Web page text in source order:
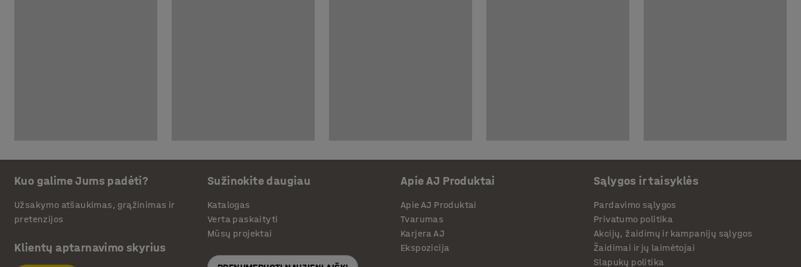
Kuo galime Jums padėti?
Užsakymo atšaukimas, grąžinimas ir
pretenzijos
Klientų aptarnavimo skyrius
Sužinokite daugiau
Katalogas
Verta paskaityti
Mūsų projektai
Apie AJ Produktai
Apie AJ Produktai
Tvarumas
Karjera AJ
Ekspozicija
Sąlygos ir taisyklės
Pardavimo sąlygos
Privatumo politika
Akcijų, žaidimų ir kampanijų sąlygos
Žaidimai ir jų laimėtojai
Slapukų politika